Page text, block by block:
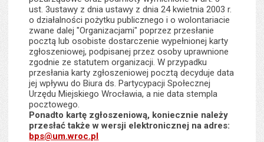
ust. 3ustawy z dnia ustawy z dnia 24 kwietnia 2003 r.
o działalności pożytku publicznego i o wolontariacie
zwane dalej "Organizacjami" poprzez przesłanie
pocztą lub osobiste dostarczenie wypełnionej karty
zgłoszeniowej, podpisanej przez osoby uprawnione
zgodnie ze statutem organizacji. W przypadku
przesłania karty zgłoszeniowej pocztą decyduje data
jej wpływu do Biura ds. Partycypacji Społecznej
Urzędu Miejskiego Wrocławia, a nie data stempla
pocztowego.
Ponadto kartę zgłoszeniową, koniecznie należy
przesłać także w wersji elektronicznej na adres:
bps@um.wroc.pl